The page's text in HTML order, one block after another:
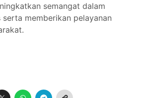
semangat dalam
serta memberikan pelayanan